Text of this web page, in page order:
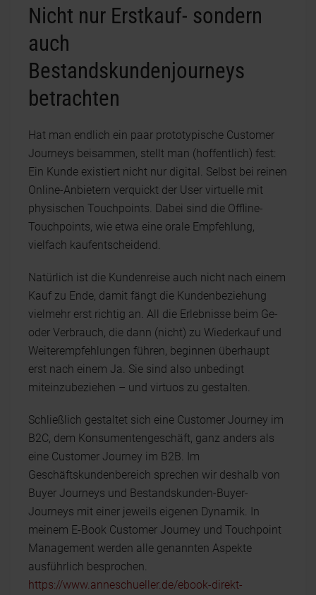
Nicht nur Erstkauf- sondern
auch
Bestandskundenjourneys
betrachten
Hat man endlich ein paar prototypische Customer
Journeys beisammen, stellt man (hoffentlich) fest:
Ein Kunde existiert nicht nur digital. Selbst bei reinen
Online-Anbietern verquickt der User virtuelle mit
physischen Touchpoints. Dabei sind die Offline-
Touchpoints, wie etwa eine orale Empfehlung,
vielfach kaufentscheidend.
Natürlich ist die Kundenreise auch nicht nach einem
Kauf zu Ende, damit fängt die Kundenbeziehung
vielmehr erst richtig an. All die Erlebnisse beim Ge-
oder Verbrauch, die dann (nicht) zu Wiederkauf und
Weiterempfehlungen führen, beginnen überhaupt
erst nach einem Ja. Sie sind also unbedingt
miteinzubeziehen – und virtuos zu gestalten.
Schließlich gestaltet sich eine Customer Journey im
B2C, dem Konsumentengeschäft, ganz anders als
eine Customer Journey im B2B. Im
Geschäftskundenbereich sprechen wir deshalb von
Buyer Journeys und Bestandskunden-Buyer-
Journeys mit einer jeweils eigenen Dynamik. In
meinem E-Book Customer Journey und Touchpoint
Management werden alle genannten Aspekte
ausführlich besprochen.
https://www.anneschueller.de/ebook-direkt-